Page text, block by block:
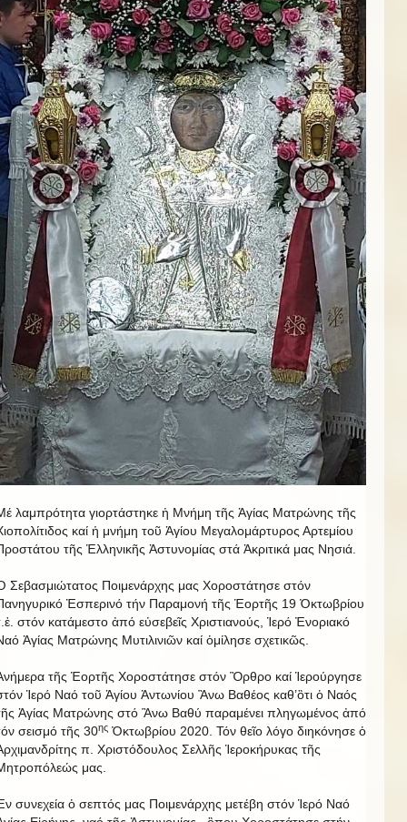
λαμπρότητα γιορτάστηκε ἡ Μνήμη τῆς Ἁγίας Ματρώνης τῆς
καί ἡ μνήμη τοῦ Ἁγίου Μεγαλομάρτυρος Αρτεμίου
τῆς Ἑλληνικῆς Ἀστυνομίας στά Ἀκριτικά μας Νησιά.
Σεβασμιώτατος Ποιμενάρχης μας Χοροστάτησε στόν
Ἑσπερινό τήν Παραμονή τῆς Ἑορτῆς 19 Ὀκτωβρίου
στόν κατάμεστο ἀπό εὐσεβεῖς Χριστιανούς, Ἱερό Ἐνοριακό
Ἀγίας Ματρώνης Μυτιλινιῶν καί ὁμίλησε σχετικῶς.
τῆς Ἑορτῆς Χοροστάτησε στόν Ὂρθρο καί Ἱερούργησε
Ἱερό Ναό τοῦ Ἁγίου Ἀντωνίου Ἂνω Βαθέος καθ’ὃτι ὁ Ναός
Ἁγίας Ματρώνης στό Ἂνω Βαθύ παραμένει πληγωμένος ἀπό
σεισμό τῆς 30ης Ὀκτωβρίου 2020. Τόν θεῖο λόγο διηκόνησε ὁ
π. Χριστόδουλος Σελλῆς Ἱεροκήρυκας τῆς
μας.
συνεχεία ὁ σεπτός μας Ποιμενάρχης μετέβη στόν Ἱερό Ναό